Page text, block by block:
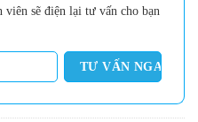
sẽ điện lại tư vấn cho bạn